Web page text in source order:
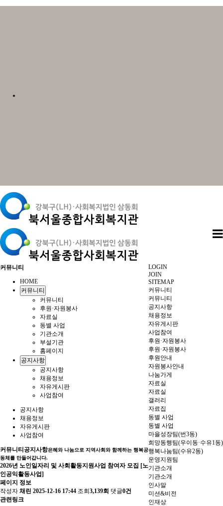
LOGIN
JOIN
SITEMAP
커뮤니티
커뮤니티
공지사항
채용정보
자유게시판
사업참여
후원·자원봉사
후원·자원봉사
후원안내
자원봉사안내
나눔가게
자료실
자료실
갤러리
자료집
동별 사업
동별 사업
마을성장팀(번3동)
희망동행팀(우이동·수유1동)
행복나눔팀(수유2동)
운영지원팀
기관소개
기관소개
인사말
미션&비전
인재상
커뮤니티
HOME
커뮤니티
커뮤니티
후원·자원봉사
자료실
동별 사업
기관소개
부설기관
홈페이지
공지사항
공지사항
채용정보
자유게시판
사업참여
공지사항
채용정보
자유게시판
사업참여
커뮤니티 공지사항은혜와 나눔으로 지역사회와 함께하는 행복공
동체를 만들어갑니다.
2026년 노인일자리 및 사회활동지원사업 참여자 모집 [노
인공익활동사업]
페이지 정보
작성자 채린 2025-12-16 17:44 조회 3,139회 댓글0건
관련링크